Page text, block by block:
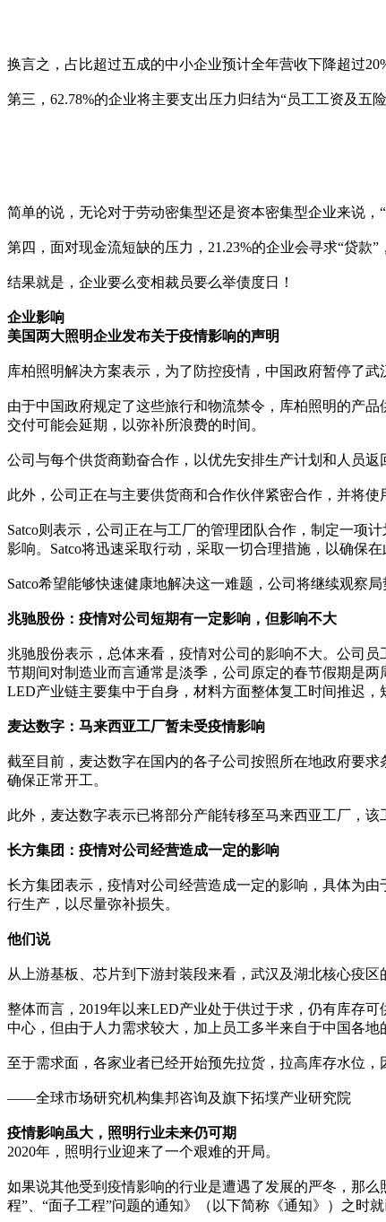
换言之，占比超过五成的中小企业预计全年营收下降超过
第三，62.78%的企业将主要支出压力归结为“员工工资及五
简单的说，无论对于劳动密集型还是资本密集型企业来说，
第四，面对现金流短缺的压力，21.23%的企业会寻求“贷款
结果就是，企业要么变相裁员要么举债度日！
企业影响
美国两大照明企业发布关于疫情影响的声明
库柏照明解决方案表示，为了防控疫情，中国政府暂停了
由于中国政府规定了这些旅行和物流禁令，库柏照明的产
交付可能会延期，以弥补所浪费的时间。
公司与每个供货商勤奋合作，以优先安排生产计划和人员
此外，公司正在与主要供货商和合作伙伴紧密合作，并将
Satco则表示，公司正在与工厂的管理团队合作，制定一项
影响。Satco将迅速采取行动，采取一切合理措施，以确保
Satco希望能够快速健康地解决这一难题，公司将继续观察
兆驰股份：疫情对公司短期有一定影响，但影响不大
兆驰股份表示，总体来看，疫情对公司的影响不大。公司
节期间对制造业而言通常是淡季，公司原定的春节假期是
LED产业链主要集中于自身，材料方面整体复工时间推迟，
麦达数字：马来西亚工厂暂未受疫情影响
截至目前，麦达数字在国内的各子公司按照所在地政府要
确保正常开工。
此外，麦达数字表示已将部分产能转移至马来西亚工厂，
长方集团：疫情对公司经营造成一定的影响
长方集团表示，疫情对公司经营造成一定的影响，具体为
行生产，以尽量弥补损失。
他们说
从上游基板、芯片到下游封装段来看，武汉及湖北核心疫
整体而言，2019年以来LED产业处于供过于求，仍有库存
中心，但由于人力需求较大，加上员工多半来自于中国各
至于需求面，各家业者已经开始预先拉货，拉高库存水位
——全球市场研究机构集邦咨询及旗下拓墣产业研究院
疫情影响虽大，照明行业未来仍可期
2020年，照明行业迎来了一个艰难的开局。
如果说其他受到疫情影响的行业是遭遇了发展的严冬，那
程”、“面子工程”问题的通知》（以下简称《通知》）之时